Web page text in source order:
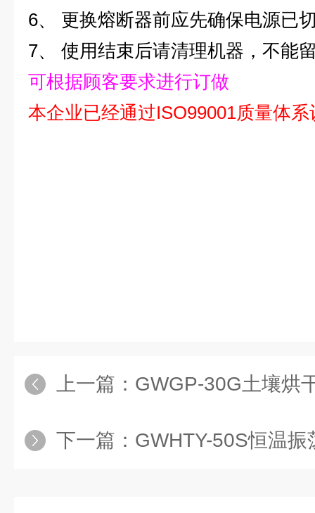
6、 更换熔断器前应先确保电源已
7、 使用结束后请清理机器，不能
可根据顾客要求进行订做
本企业已经通过ISO99001质量体系
上一篇： GWGP-30G土壤烘
下一篇： GWHTY-50S恒温振